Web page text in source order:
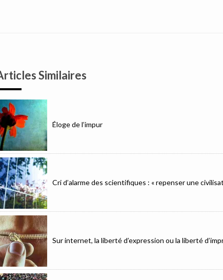
Similaires
Éloge de l’impur
Cri d’alarme des scientifiques : « repenser une
Sur internet, la liberté d’expression ou la liberté